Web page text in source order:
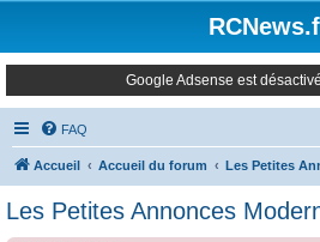
Google Adsense est
FAQ
Accueil Accueil du forum Les Petites
Les Petites Annonces
Panneau de gestion des cookies